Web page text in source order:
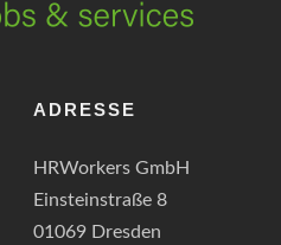
ADRESSE
HRWorkers GmbH
Einsteinstraße 8
01069 Dresden